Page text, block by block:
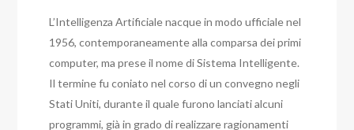
L’Intelligenza Artificiale nacque in modo ufficiale nel
1956, contemporaneamente alla comparsa dei primi
computer, ma prese il nome di Sistema Intelligente.
Il termine fu coniato nel corso di un convegno negli
Stati Uniti, durante il quale furono lanciati alcuni
programmi, già in grado di realizzare ragionamenti